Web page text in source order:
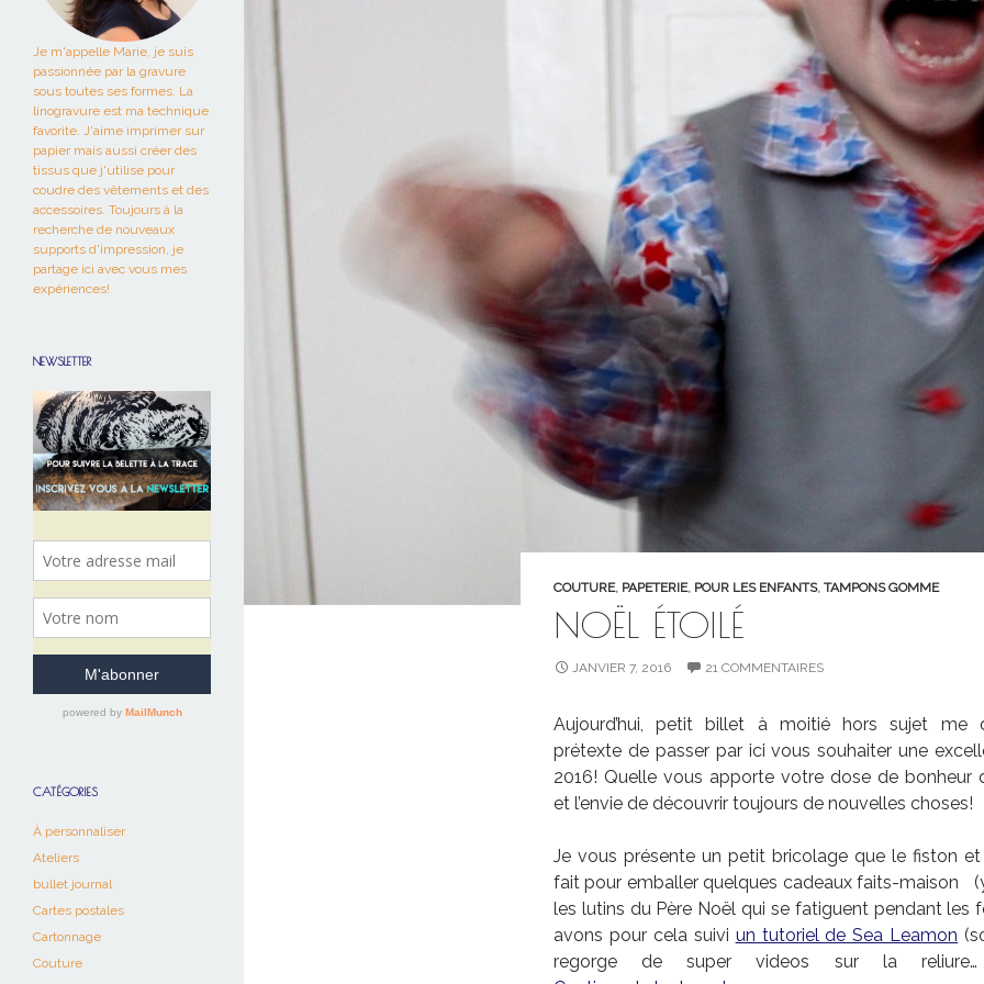
COUTURE, PAPETERIE, POUR LES ENFANTS, TAMPONS GOMME
NOËL ÉTOILÉ
JANVIER 7, 2016 21 COMMENTAIRES
Aujourd’hui, petit billet à moitié hors sujet me
prétexte de passer par ici vous souhaiter une
2016! Quelle vous apporte votre dose de bonheur
et l’envie de découvrir toujours de nouvelles choses!
Je vous présente un petit bricolage que le fiston
fait pour emballer quelques cadeaux faits-maison
les lutins du Père Noël qui se fatiguent pendant les
avons pour cela suivi un tutoriel de Sea Leamon
regorge de super videos sur la
Je m'appelle Marie, je suis
passionnée par la gravure
sous toutes ses formes. La
linogravure est ma technique
favorite. J'aime imprimer sur
papier mais aussi créer des
tissus que j'utilise pour
coudre des vêtements et des
accessoires. Toujours à la
recherche de nouveaux
supports d'impression, je
partage ici avec vous mes
expériences!
NEWSLETTER
CATÉGORIES
À personnaliser
Ateliers
bullet journal
Cartes postales
Cartonnage
Couture